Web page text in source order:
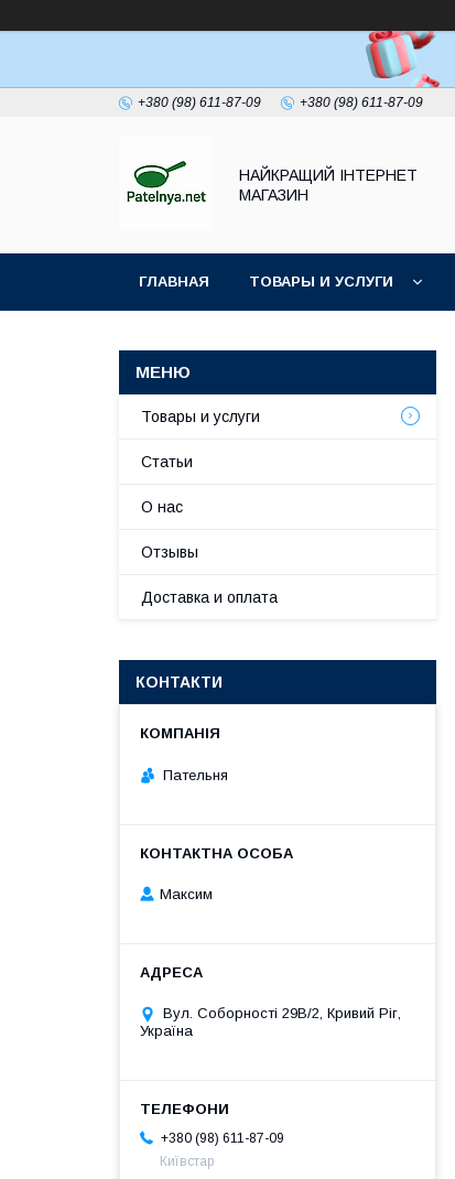
+380 (98) 611-87-09 +380 (98) 611-87-09
НАЙКРАЩИЙ ІНТЕРНЕТ
МАГАЗИН
ГЛАВНАЯ ТОВАРЫ И УСЛУГИ
Товары и услуги
Статьи
О нас
Отзывы
Доставка и оплата
КОНТАКТИ
Пательня
Максим
Вул. Соборності 29В/2, Кривий Ріг,
Україна
+380 (98) 611-87-09
Київстар